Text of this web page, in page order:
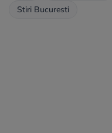
Stiri Bucuresti